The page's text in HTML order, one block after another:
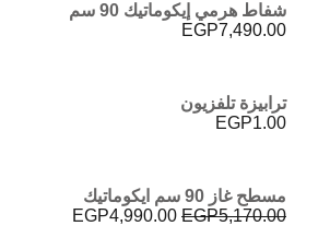
EGP11,278.00.شفاط هرمي إيكوماتيك 90 سم
EGP7,490.00
ترابيزة تلفزيون
EGP1.00
مسطح غاز 90 سم ايكوماتيك
EGP5,170.00
السعر
EGP4,990.00